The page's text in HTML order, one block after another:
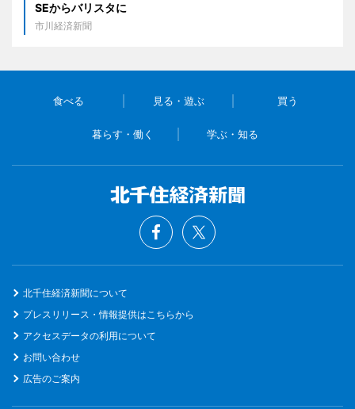
SEからバリスタに
市川経済新聞
食べる 見る・遊ぶ 買う
暮らす・働く 学ぶ・知る
北千住経済新聞について
プレスリリース・情報提供はこちらから
アクセスデータの利用について
お問い合わせ
広告のご案内